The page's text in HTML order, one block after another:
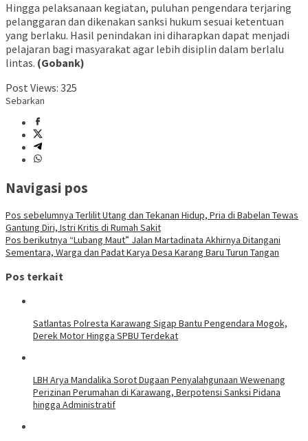
Hingga pelaksanaan kegiatan, puluhan pengendara terjaring
pelanggaran dan dikenakan sanksi hukum sesuai ketentuan
yang berlaku. Hasil penindakan ini diharapkan dapat menjadi
pelajaran bagi masyarakat agar lebih disiplin dalam berlalu
lintas. (Gobank)
Post Views: 325
Sebarkan
Navigasi pos
Pos sebelumnya Terlilit Utang dan Tekanan Hidup, Pria di Babelan Tewas
Gantung Diri, Istri Kritis di Rumah Sakit
Pos berikutnya “Lubang Maut” Jalan Martadinata Akhirnya Ditangani
Sementara, Warga dan Padat Karya Desa Karang Baru Turun Tangan
Pos terkait
Satlantas Polresta Karawang Sigap Bantu Pengendara Mogok,
Derek Motor Hingga SPBU Terdekat
LBH Arya Mandalika Sorot Dugaan Penyalahgunaan Wewenang
Perizinan Perumahan di Karawang, Berpotensi Sanksi Pidana
hingga Administratif